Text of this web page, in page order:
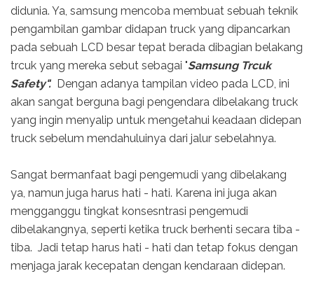
didunia. Ya, samsung mencoba membuat sebuah teknik
pengambilan gambar didapan truck yang dipancarkan
pada sebuah LCD besar tepat berada dibagian belakang
trcuk yang mereka sebut sebagai "Samsung Trcuk
Safety". Dengan adanya tampilan video pada LCD, ini
akan sangat berguna bagi pengendara dibelakang truck
yang ingin menyalip untuk mengetahui keadaan didepan
truck sebelum mendahuluinya dari jalur sebelahnya.
Sangat bermanfaat bagi pengemudi yang dibelakang
ya, namun juga harus hati - hati. Karena ini juga akan
mengganggu tingkat konsesntrasi pengemudi
dibelakangnya, seperti ketika truck berhenti secara tiba -
tiba. Jadi tetap harus hati - hati dan tetap fokus dengan
menjaga jarak kecepatan dengan kendaraan didepan.